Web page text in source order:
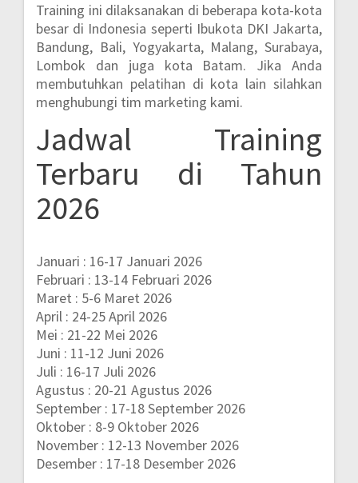
Training ini dilaksanakan di beberapa kota-kota
besar di Indonesia seperti Ibukota DKI Jakarta,
Bandung, Bali, Yogyakarta, Malang, Surabaya,
Lombok dan juga kota Batam. Jika Anda
membutuhkan pelatihan di kota lain silahkan
menghubungi tim marketing kami.
Jadwal Training
Terbaru di Tahun
2026
Januari : 16-17 Januari 2026
Februari : 13-14 Februari 2026
Maret : 5-6 Maret 2026
April : 24-25 April 2026
Mei : 21-22 Mei 2026
Juni : 11-12 Juni 2026
Juli : 16-17 Juli 2026
Agustus : 20-21 Agustus 2026
September : 17-18 September 2026
Oktober : 8-9 Oktober 2026
November : 12-13 November 2026
Desember : 17-18 Desember 2026